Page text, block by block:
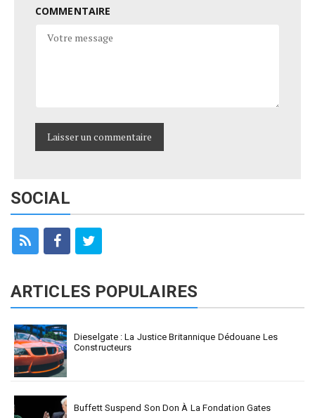
COMMENTAIRE
SOCIAL
ARTICLES POPULAIRES
Dieselgate : La Justice Britannique Dédouane Les
Constructeurs
Buffett Suspend Son Don À La Fondation Gates